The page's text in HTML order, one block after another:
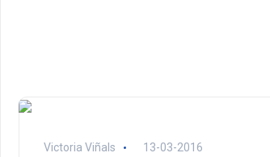
Victoria Viñals 13-03-2016